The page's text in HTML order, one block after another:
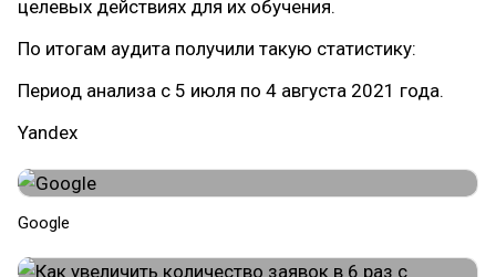
целевых действиях для их обучения.
По итогам аудита получили такую статистику:
Период анализа с 5 июля по 4 августа 2021 года.
Yandex
Google